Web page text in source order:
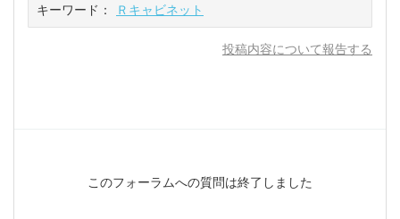
キーワード： Ｒキャビネット
投稿内容について報告する
このフォーラムへの質問は終了しました